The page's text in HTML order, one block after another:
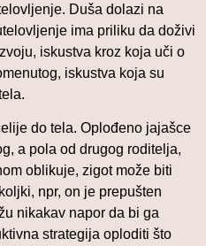
Duša dolazi na
ima priliku da doživi
iskustva kroz koja uči o
iskustva koja su
do tela. Oplođeno jajašce
a pola od drugog roditelja,
oblikuje, zigot može biti
npr, on je prepušten
nikakav napor da bi ga
strategija oploditi što